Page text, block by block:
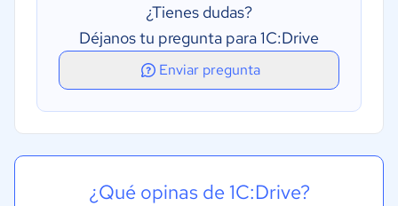
Gestión de la distribución
Gestión de pedidos
Gestión de proyectos
¿Tienes dudas?
Déjanos tu pregunta para 1C:Drive
Enviar pregunta
¿Qué opinas de 1C:Drive?